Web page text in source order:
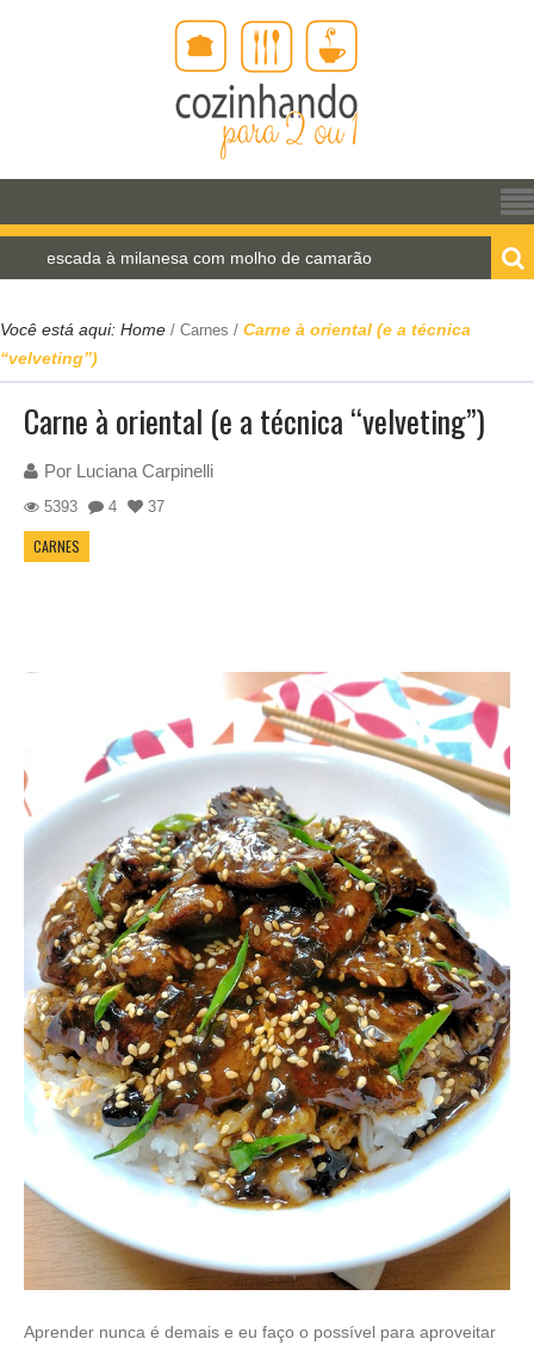
à milanesa com molho de camarão
Você está aqui: Home / Carnes / Carne à oriental (e a técnica
“velveting”)
Carne à oriental (e a técnica “velveting”)
Por Luciana Carpinelli
5393 4 37
CARNES
Aprender nunca é demais e eu faço o possível para aproveitar